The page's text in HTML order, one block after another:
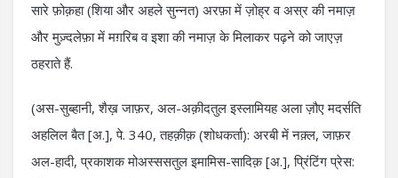
सारे फ़ोक़हा (शिया और अहले सुन्नत) अरफ़ा में ज़ोह्र व अस्र की नमाज़
और मुज़्दलेफ़ा में मग़रिब व इशा की नमाज़ के मिलाकर पढ़ने को जाएज़
ठहराते हैं.
(अस-सुब्हानी, शैख़ जाफ़र, अल-अक़ीदतुल इस्लामियह अला ज़ौए मदर्सति
अहलिल बैत [अ.], पे. 340, तहक़ीक़ (शोधकर्ता): अरबी में नक़्ल, जाफ़र
अल-हादी, प्रकाशक मोअस्ससतुल इमामिस-सादिक़ [अ.], प्रिंटिंग प्रेस: